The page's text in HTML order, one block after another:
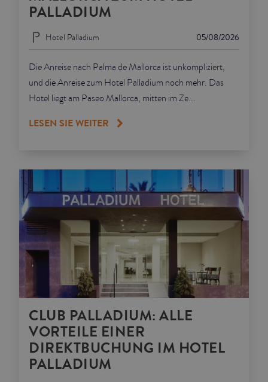
PALLADIUM
05/08/2026
Hotel Palladium
Die Anreise nach Palma de Mallorca ist unkompliziert,
und die Anreise zum Hotel Palladium noch mehr. Das
Hotel liegt am Paseo Mallorca, mitten im Ze...
LESEN SIE WEITER
CLUB PALLADIUM: ALLE
VORTEILE EINER
DIREKTBUCHUNG IM HOTEL
PALLADIUM